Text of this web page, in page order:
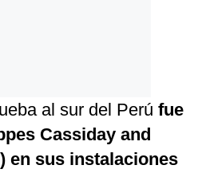
al sur del Perú fue
Cassiday and
en sus instalaciones